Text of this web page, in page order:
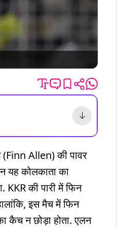
(Finn Allen) की पावर
यह कोलकाता का
KKR की पारी में फिन
इस मैच में फिन
कैच न छोड़ा होता. एलन